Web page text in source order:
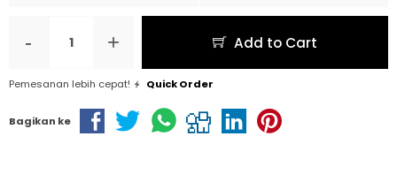
- + Add to Cart
Pemesanan lebih cepat! Quick Order
Bagikan ke